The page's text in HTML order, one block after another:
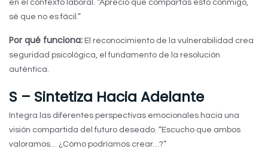
en el contexto laboral. “Aprecio que compartas esto conmigo,
sé que no es fácil.”
Por qué funciona: El reconocimiento de la vulnerabilidad crea
seguridad psicológica, el fundamento de la resolución
auténtica.
S – Sintetiza Hacia Adelante
Integra las diferentes perspectivas emocionales hacia una
visión compartida del futuro deseado. “Escucho que ambos
valoramos… ¿Cómo podríamos crear…?”